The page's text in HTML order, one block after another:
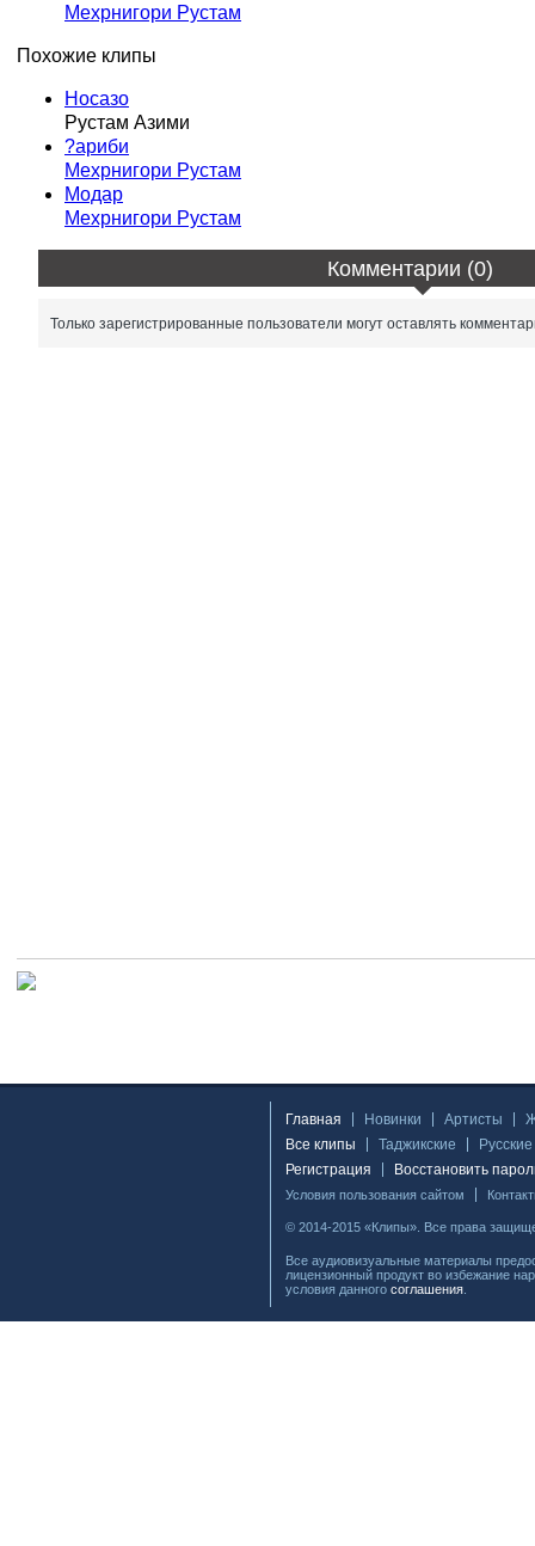
Мехрнигори Рустам
Похожие клипы
Носазо
Рустам Азими
?ариби
Мехрнигори Рустам
Модар
Мехрнигори Рустам
Комментарии (0)
Только зарегистрированные пользователи могут оставлять
Главная Новинки Артисты
Все клипы
Таджикские
Русские
Регистрация
Восстановить
Условия пользования сайтом
© 2014-2015 «Клипы». Все права
Все аудиовизуальные материалы
лицензионный продукт во избежание
условия данного соглашения